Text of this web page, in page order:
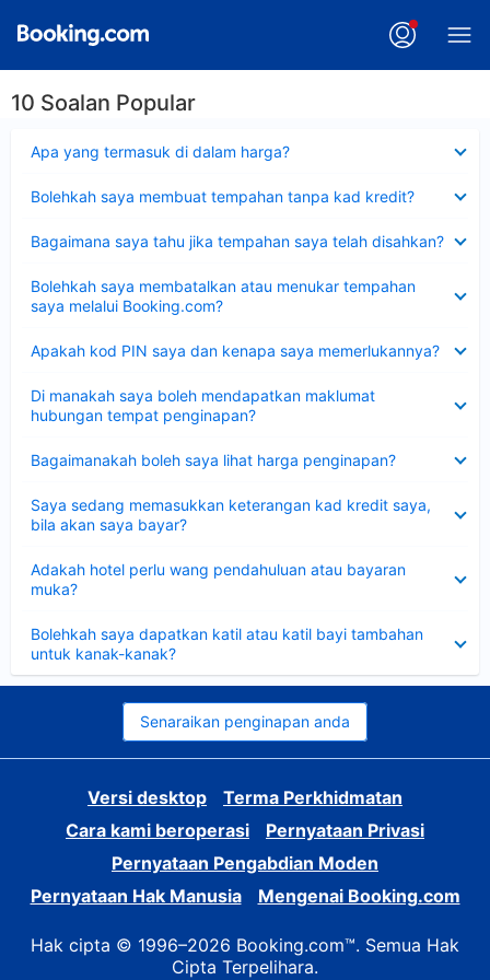
10 Soalan Popular
Apa yang termasuk di dalam harga?
Bolehkah saya membuat tempahan tanpa kad kredit?
Bagaimana saya tahu jika tempahan saya telah disahkan?
Bolehkah saya membatalkan atau menukar tempahan
saya melalui Booking.com?
Apakah kod PIN saya dan kenapa saya memerlukannya?
Di manakah saya boleh mendapatkan maklumat
hubungan tempat penginapan?
Bagaimanakah boleh saya lihat harga penginapan?
Saya sedang memasukkan keterangan kad kredit saya,
bila akan saya bayar?
Adakah hotel perlu wang pendahuluan atau bayaran
muka?
Bolehkah saya dapatkan katil atau katil bayi tambahan
untuk kanak-kanak?
Senaraikan penginapan anda
Versi desktop
Terma Perkhidmatan
Cara kami beroperasi
Pernyataan Privasi
Pernyataan Pengabdian Moden
Pernyataan Hak Manusia
Mengenai Booking.com
Hak cipta © 1996–2026 Booking.com™. Semua Hak
Cipta Terpelihara.